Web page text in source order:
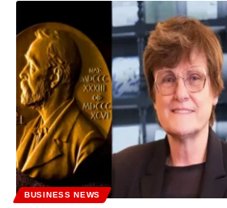
BUSINESS NEWS